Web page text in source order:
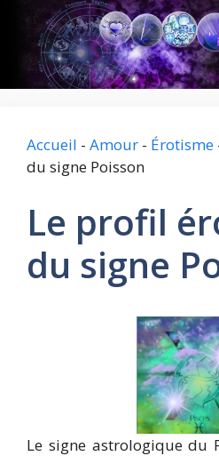
contenu
Accueil - Amour - Érotisme
du signe Poisson
Le profil
du signe
Le signe astrologique du